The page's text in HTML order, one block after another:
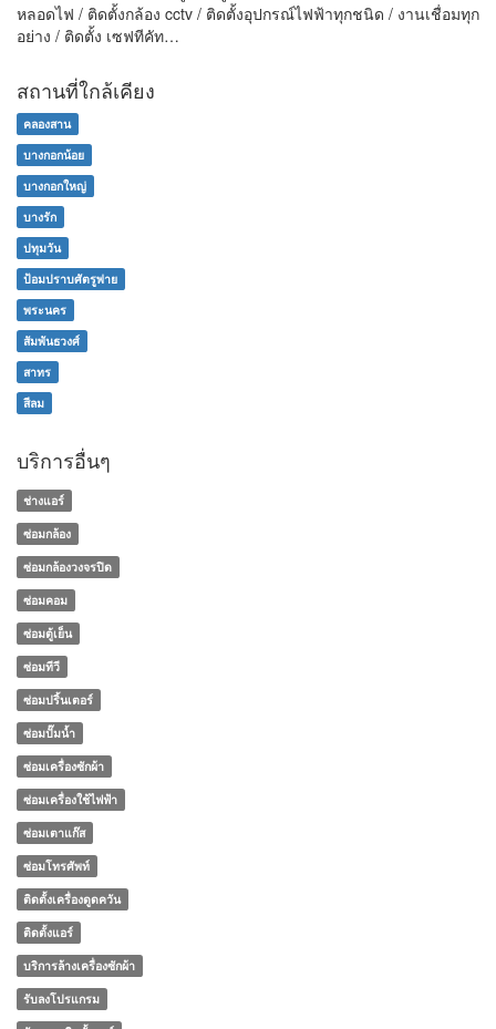
หลอดไฟ / ติดตั้งกล้อง cctv / ติดตั้งอุปกรณ์ไฟฟ้าทุกชนิด / งานเชื่อมทุก
อย่าง / ติดตั้ง เซฟทีคัท…
สถานที่ใกล้เคียง
คลองสาน
บางกอกน้อย
บางกอกใหญ่
บางรัก
ปทุมวัน
ป้อมปราบศัตรูพ่าย
พระนคร
สัมพันธวงศ์
สาทร
สีลม
บริการอื่นๆ
ช่างแอร์
ซ่อมกล้อง
ซ่อมกล้องวงจรปิด
ซ่อมคอม
ซ่อมตู้เย็น
ซ่อมทีวี
ซ่อมปริ้นเตอร์
ซ่อมปั๊มน้ำ
ซ่อมเครื่องซักผ้า
ซ่อมเครื่องใช้ไฟฟ้า
ซ่อมเตาแก๊ส
ซ่อมโทรศัพท์
ติดตั้งเครื่องดูดควัน
ติดตั้งแอร์
บริการล้างเครื่องซักผ้า
รับลงโปรแกรม